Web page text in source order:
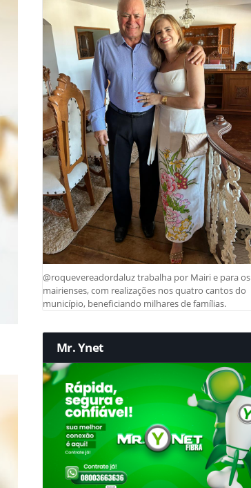
@roquevereadordaluz trabalha por Mairi e para os
mairienses, com realizações nos quatro cantos do
município, beneficiando milhares de famílias.
Mr. Ynet